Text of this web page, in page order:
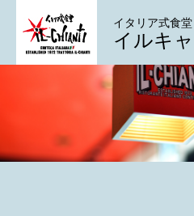
イタリア式食堂
イルキ